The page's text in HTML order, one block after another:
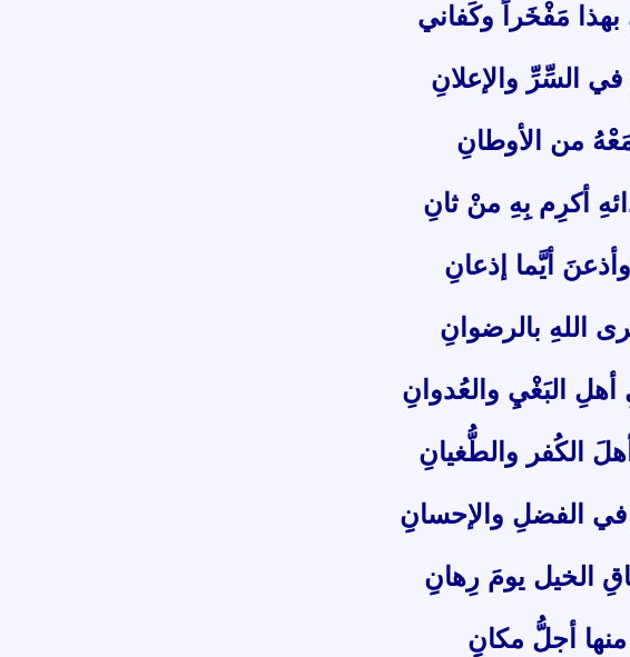
مَفْخَراً وكَفاني
السِّرِّ والإعلانِ
من الأوطانِ
أكرِم بِهِ منْ ثانِ
أيَّما إذعانِ
اللهِ بالرضوانِ
البَغْيِ والعُدوانِ
الكُفر والطُّغيانِ
الفضلِ والإحسانِِ
الخيل يومَ رِهانِِ
أجلُّ مكانِِ